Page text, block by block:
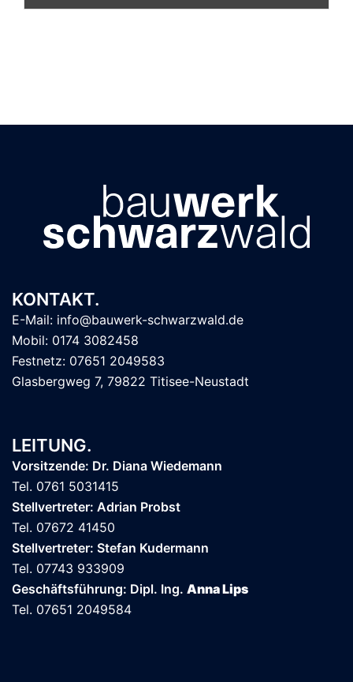
KONTAKT.
E-Mail: info@bauwerk-schwarzwald.de
Mobil: 0174 3082458
Festnetz: 07651 2049583
Glasbergweg 7, 79822 Titisee-Neustadt
LEITUNG.
Vorsitzende: Dr. Diana Wiedemann
Tel. 0761 5031415
Stellvertreter: Adrian Probst
Tel. 07672 41450
Stellvertreter: Stefan Kudermann
Tel. 07743 933909
Geschäftsführung: Dipl. Ing. Anna Lips
Tel. 07651 2049584